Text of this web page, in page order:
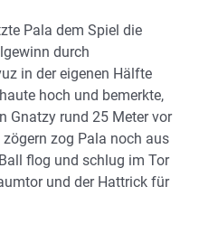
Pala dem Spiel die
durch
in der eigenen Hälfte
hoch und bemerkte,
Gnatzy rund 25 Meter vor
zog Pala noch aus
flog und schlug im Tor
und der Hattrick für